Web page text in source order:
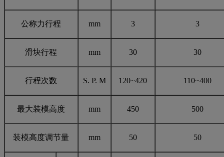
公称力行程 mm 3 3
滑块行程 mm 30 30
行程次数 S. P. M 120~420 110~400
最大装模高度 mm 450 500
装模高度调节量 mm 50 50